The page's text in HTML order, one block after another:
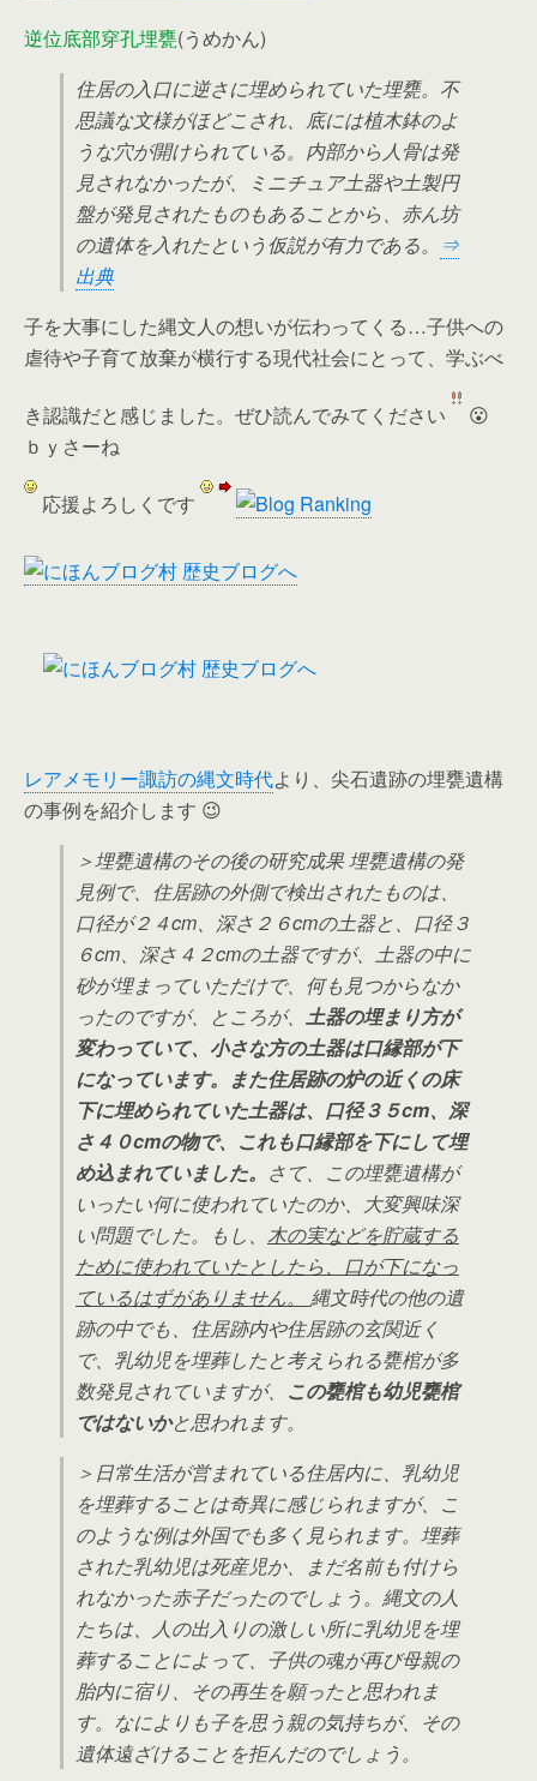
逆位底部穿孔埋甕(うめかん)
住居の入口に逆さに埋められていた埋甕。不
思議な文様がほどこされ、底には植木鉢のよ
うな穴が開けられている。内部から人骨は発
見されなかったが、ミニチュア土器や土製円
盤が発見されたものもあることから、赤ん坊
の遺体を入れたという仮説が有力である。
⇒
出典
子を大事にした縄文人の想いが伝わってくる…子供への
虐待や子育て放棄が横行する現代社会にとって、学ぶべ
き認識だと感じました。ぜひ読んでみてください
😮
ｂｙさーね
応援よろしくです
レアメモリー諏訪の縄文時代より、尖石遺跡の埋甕遺構
の事例を紹介します 😉
＞埋甕遺構のその後の研究成果 埋甕遺構の発
見例で、住居跡の外側で検出されたものは、
口径が２４cm、深さ２６cmの土器と、口径３
６cm、深さ４２cmの土器ですが、土器の中に
砂が埋まっていただけで、何も見つからなか
ったのですが、ところが、 土器の埋まり方が
変わっていて、小さな方の土器は口縁部が下
になっています。また住居跡の炉の近くの床
下に埋められていた土器は、口径３５cm、深
さ４０cmの物で、これも口縁部を下にして埋
め込まれていました。 さて、この埋甕遺構が
いったい何に使われていたのか、大変興味深
い問題でした。もし、 木の実などを貯蔵する
ために使われていたとしたら、口が下になっ
ているはずがありません。 縄文時代の他の遺
跡の中でも、住居跡内や住居跡の玄関近く
で、乳幼児を埋葬したと考えられる甕棺が多
数発見されていますが、 この甕棺も幼児甕棺
ではないかと思われます。
＞日常生活が営まれている住居内に、乳幼児
を埋葬することは奇異に感じられますが、こ
のような例は外国でも多く見られます。埋葬
された乳幼児は死産児か、まだ名前も付けら
れなかった赤子だったのでしょう。縄文の人
たちは、人の出入りの激しい所に乳幼児を埋
葬することによって、子供の魂が再び母親の
胎内に宿り、その再生を願ったと思われま
す。なによりも子を思う親の気持ちが、その
遺体遠ざけることを拒んだのでしょう。